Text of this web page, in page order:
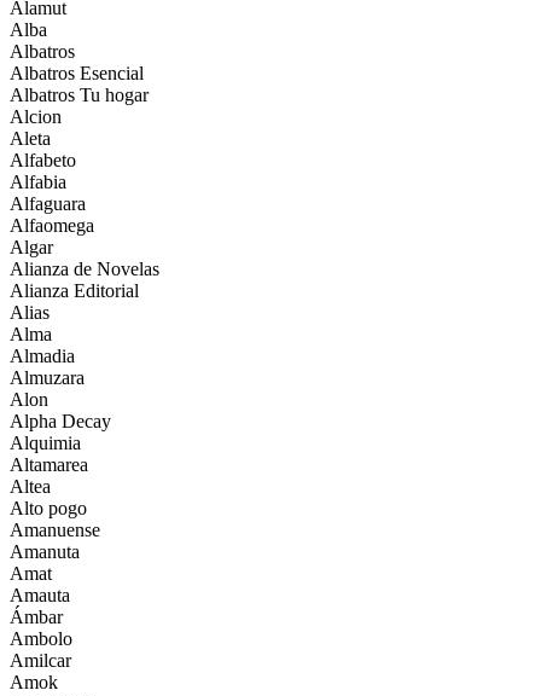
Alamut
Alba
Albatros
Albatros Esencial
Albatros Tu hogar
Alcion
Aleta
Alfabeto
Alfabia
Alfaguara
Alfaomega
Algar
Alianza de Novelas
Alianza Editorial
Alias
Alma
Almadia
Almuzara
Alon
Alpha Decay
Alquimia
Altamarea
Altea
Alto pogo
Amanuense
Amanuta
Amat
Amauta
Ámbar
Ambolo
Amilcar
Amok